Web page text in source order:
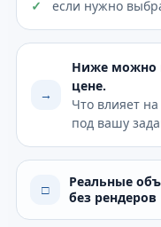
если нужно
→
Ниже можно
цене.
Что влияет
под вашу
□
Реальные
без рендеров